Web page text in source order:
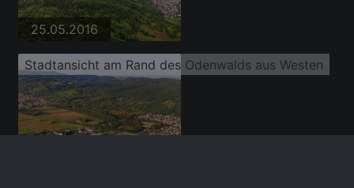
25.05.2016
Stadtansicht am Rand des Odenwalds aus Westen